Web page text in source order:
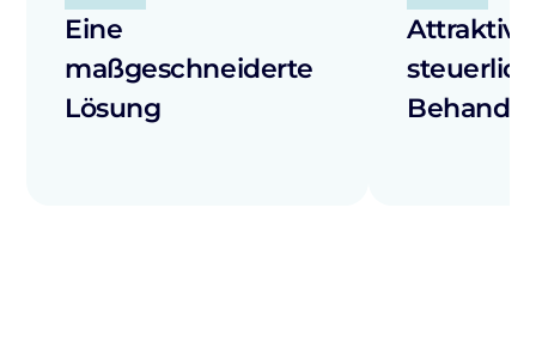
Eine
maßgeschneiderte
Lösung
Attraktive